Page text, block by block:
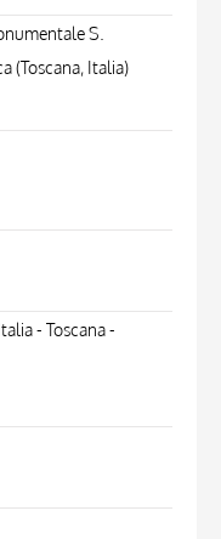
S.
(Toscana, Italia)
- Toscana -